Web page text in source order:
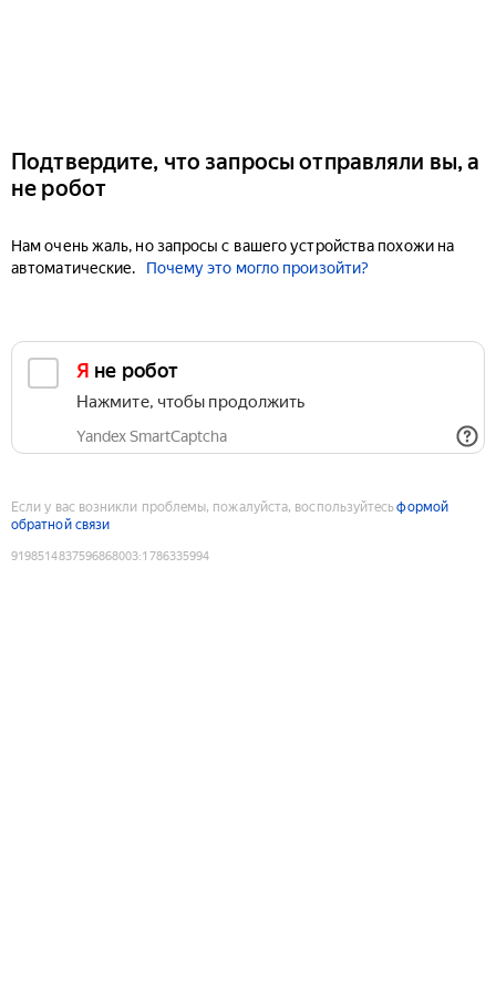
Подтвердите, что запросы отправляли вы, а
не робот
Нам очень жаль, но запросы с вашего устройства похожи на
автоматические.
Почему это могло произойти?
Я не робот
Нажмите, чтобы продолжить
Yandex SmartCaptcha
Если у вас возникли проблемы, пожалуйста, воспользуйтесьформой
обратной связи
9198514837596868003:1786335994